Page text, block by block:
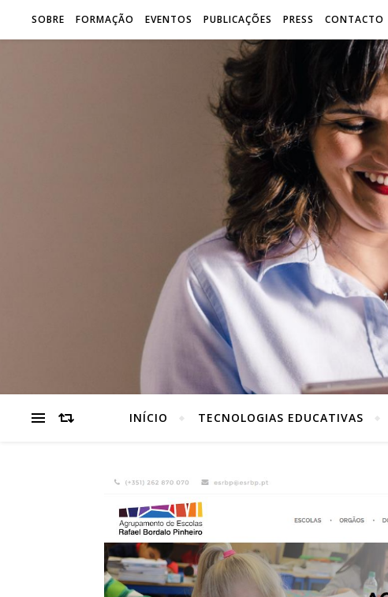
SOBRE FORMAÇÃO EVENTOS PUBLICAÇÕES PRESS CONTACTO
INÍCIO TECNOLOGIAS EDUCATIVAS